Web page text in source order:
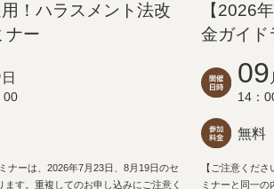
！ハラスメント法改
ナー
日
00
ナーは、2026年7月23日、8月19日のセ
ます。重複してのお申し込みにご注意く
【2026
金ガイド
09
14：
無料
【ご注意くだ
ミナーと同一